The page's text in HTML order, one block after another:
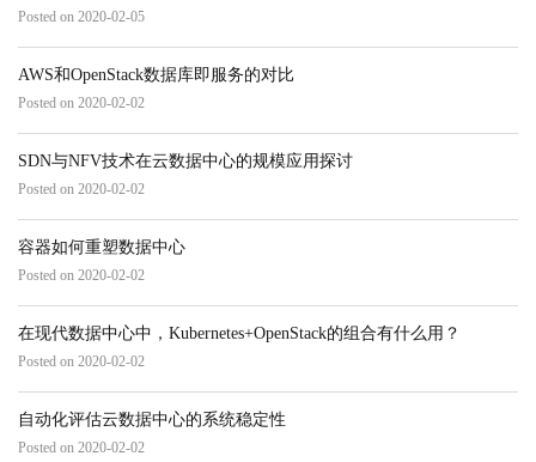
Posted on 2020-02-05
AWS和OpenStack数据库即服务的对比
Posted on 2020-02-02
SDN与NFV技术在云数据中心的规模应用探讨
Posted on 2020-02-02
容器如何重塑数据中心
Posted on 2020-02-02
在现代数据中心中，Kubernetes+OpenStack的组合有什么用？
Posted on 2020-02-02
自动化评估云数据中心的系统稳定性
Posted on 2020-02-02